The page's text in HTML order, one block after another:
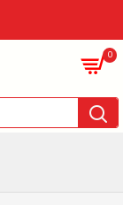
0